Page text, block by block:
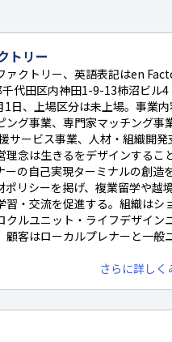
トリー
ァクトリー、英語表記はen
代田区内神田1-9-13柿沼ビル4
日、上場区分は未上場。事業
グ事業、専門家マッチング事業
サービス事業、人材・組織開発
理念は生きるをデザインするこ
ーの自己実現ターミナルの創造
ポリシーを掲げ、複業留学や越
習・交流を促進する。組織はシ
クルユニット・ライフデザイン
顧客はローカルプレナーと一般
さらに詳しく